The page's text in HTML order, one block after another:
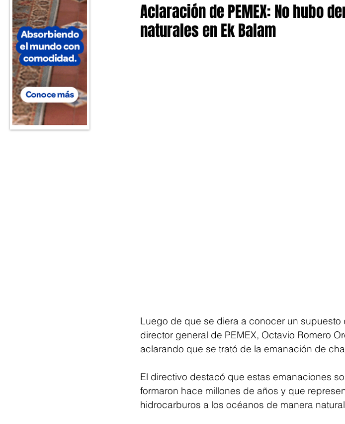
Aclaración de PEMEX: No hubo
naturales en Ek Balam
Luego de que se diera a conocer un
director general de PEMEX, Octavio Romero
aclarando que se trató de la emanación de
El directivo destacó que estas emanaciones
formaron hace millones de años y que
hidrocarburos a los océanos de manera